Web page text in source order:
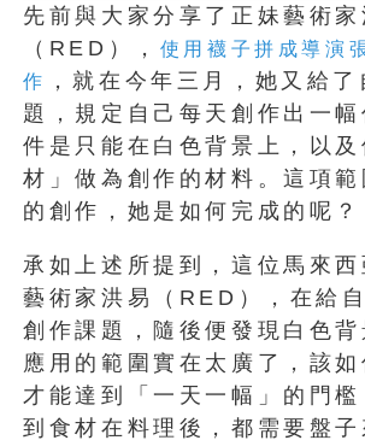
先前與大家分享了正妹藝術家
（RED），
使用襪子拼成導演
作
，就在今年三月，她又給
題，規定自己每天創作出一幅
件是只能在白色背景上，以及
材」做為創作的材料。這項範
的創作，她是如何完成的呢？
承如上述所提到，這位馬來西
藝術家洪易（RED），在給
創作課題，隨後便發現白色背
應用的範圍實在太廣了，該如
才能達到「一天一幅」的門檻
到食材在料理後，都需要盤子